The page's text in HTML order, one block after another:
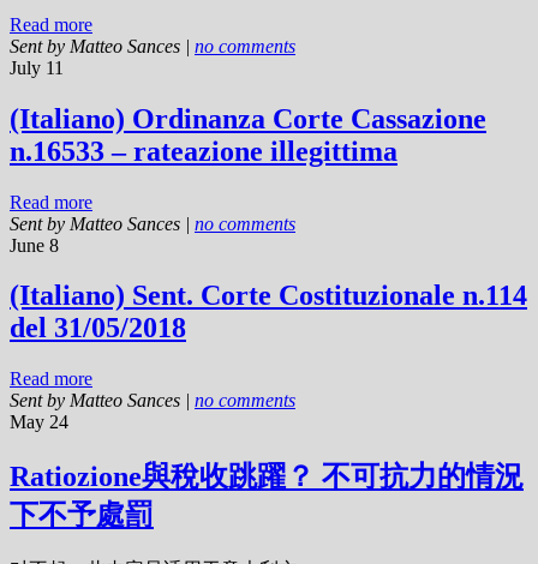
Read more
Sent by Matteo Sances | no comments
July 11
(Italiano) Ordinanza Corte Cassazione
n.16533 – rateazione illegittima
Read more
Sent by Matteo Sances | no comments
June 8
(Italiano) Sent. Corte Costituzionale n.114
del 31/05/2018
Read more
Sent by Matteo Sances | no comments
May 24
Ratiozione與稅收跳躍？ 不可抗力的情況
下不予處罰